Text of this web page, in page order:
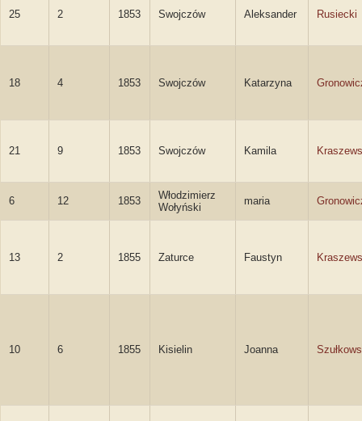
25 2 1853 Swojczów Aleksander Rusiecki
18 4 1853 Swojczów Katarzyna
21 9 1853 Swojczów Kamila
6 12 1853
Włodzimierz
Wołyński
maria
13 2 1855 Zaturce Faustyn
10 6 1855 Kisielin Joanna